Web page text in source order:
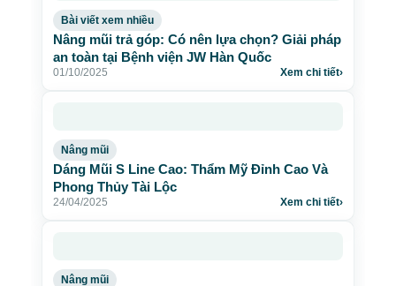
Bài viết xem nhiều
Nâng mũi trả góp: Có nên lựa chọn? Giải pháp
an toàn tại Bệnh viện JW Hàn Quốc
01/10/2025 Xem chi tiết›
Nâng mũi
Dáng Mũi S Line Cao: Thẩm Mỹ Đỉnh Cao Và
Phong Thủy Tài Lộc
24/04/2025 Xem chi tiết›
Nâng mũi